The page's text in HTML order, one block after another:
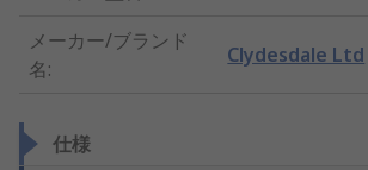
メーカー/ブランド
名:
Clydesdale Ltd
仕様